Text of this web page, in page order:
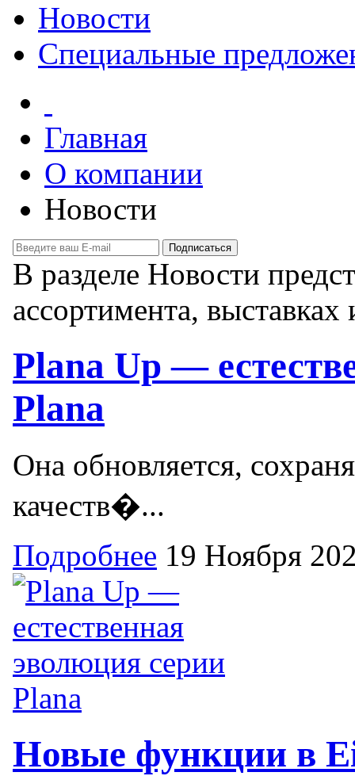
Новости
Специальные
Главная
О компании
Новости
В разделе Новости
ассортимента,
Plana Up —
Plana
Она обновляется,
качеств�...
Подробнее 19 Ноября
Новые функции в